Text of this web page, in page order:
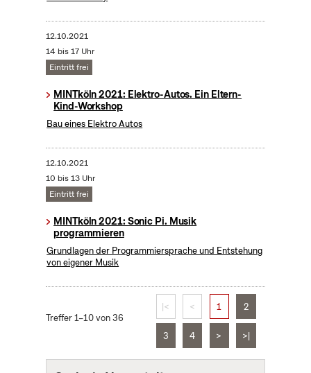
12.10.2021
14 bis 17 Uhr
Eintritt frei
MINTköln 2021: Elektro-Autos. Ein Eltern-
Kind-Workshop
Bau eines Elektro Autos
12.10.2021
10 bis 13 Uhr
Eintritt frei
MINTköln 2021: Sonic Pi. Musik
programmieren
Grundlagen der Programmiersprache und Entstehung
von eigener Musik
Treffer 1–10 von 36
|< < 1 2
3 4 > >|